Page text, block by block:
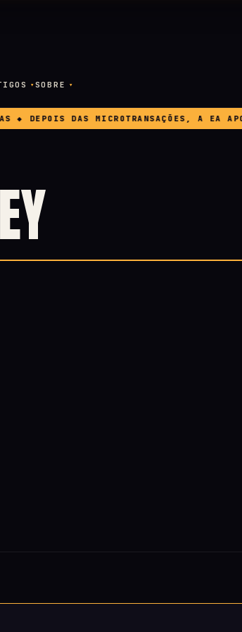
SOBRE
DAS MICROTRANSAÇÕES, A EA